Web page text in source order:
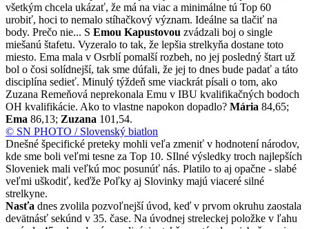
všetkým chcela ukázať, že má na viac a minimálne tú Top 60
urobiť, hoci to nemalo stíhačkový význam. Ideálne sa tlačiť na
body. Prečo nie... S Emou Kapustovou zvádzali boj o single
miešanú štafetu. Vyzeralo to tak, že lepšia strelkyňa dostane toto
miesto. Ema mala v Osrblí pomalší rozbeh, no jej posledný štart už
bol o čosi solídnejší, tak sme dúfali, že jej to dnes bude padať a táto
disciplína sedieť. Minulý týždeň sme viackrát písali o tom, ako
Zuzana Remeňová neprekonala Emu v IBU kvalifikačných bodoch
OH kvalifikácie. Ako to vlastne napokon dopadlo? Mária 84,65;
Ema 86,13; Zuzana 101,54.
© SN PHOTO / Slovenský biatlon
Dnešné špecifické preteky mohli veľa zmeniť v hodnotení národov,
kde sme boli veľmi tesne za Top 10. SIlné výsledky troch najlepších
Sloveniek mali veľkú moc posunúť nás. Platilo to aj opačne - slabé
veľmi uškodiť, keďže Poľky aj Slovinky majú viaceré silné
strelkyne.
Nasťa dnes zvolila pozvoľnejší úvod, keď v prvom okruhu zaostala
devätnásť sekúnd v 35. čase. Na úvodnej streleckej položke v ľahu